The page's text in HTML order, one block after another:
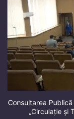
Consultarea
„Circulație și